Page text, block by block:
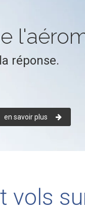
réponse.
en savoir plus
vols